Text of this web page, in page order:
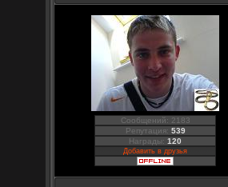
Сообщений: 2183
Репутация: 539
Награды:120
Добавить в друзья